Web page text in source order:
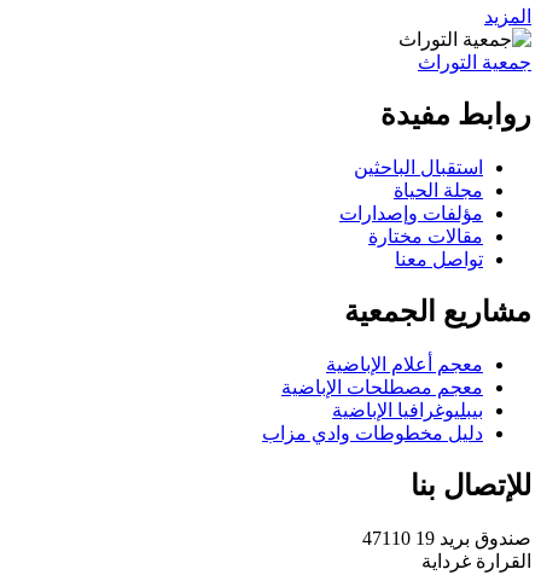
المزيد
جمعية التوراث
روابط مفيدة
استقبال الباحثين
مجلة الحياة
مؤلفات وإصدارات
مقالات مختارة
تواصل معنا
مشاريع الجمعية
معجم أعلام الإباضية
معجم مصطلحات الإباضية
بيبليوغرافيا الإباضية
دليل مخطوطات وادي مزاب
للإتصال بنا
صندوق بريد 19 47110
القرارة غرداية